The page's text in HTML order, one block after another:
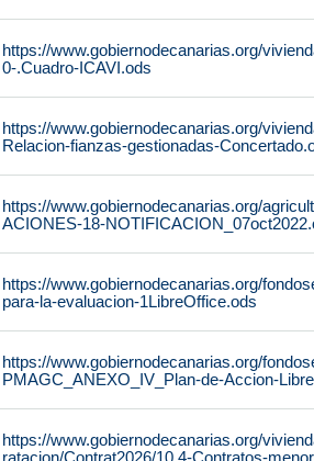
https://www.gobiernodecanarias.org/
0-.Cuadro-ICAVI.ods
https://www.gobiernodecanarias.org/
Relacion-fianzas-gestionadas-
https://www.gobiernodecanarias.org/
ACIONES-18-
https://www.gobiernodecanarias.org/
para-la-evaluacion-1LibreOffice.ods
https://www.gobiernodecanarias.org/
PMAGC_ANEXO_IV_Plan-de-Accion-
https://www.gobiernodecanarias.org/
ratacion/Contrat2026/10.4-Contratos-